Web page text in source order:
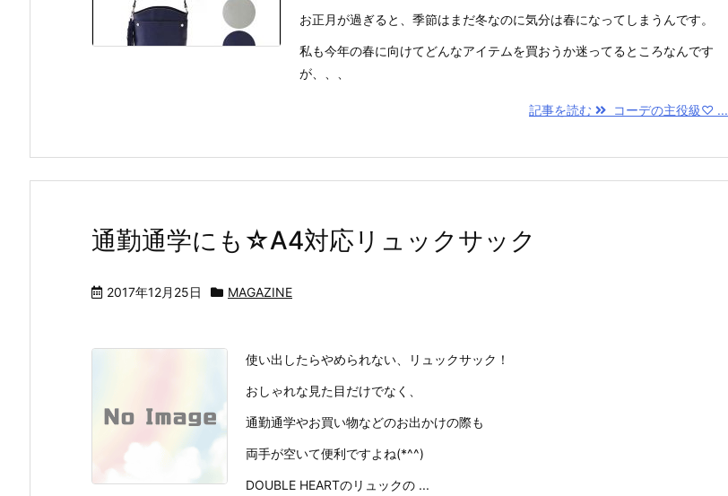
お正月が過ぎると、季節はまだ冬なのに気分は春になってしまうんです。
私も今年の春に向けてどんなアイテムを買おうか迷ってるところなんです
が、、、
記事を読む コーデの主役級♡ ...
通勤通学にも☆A4対応リュックサック
2017年12月25日 MAGAZINE
使い出したらやめられない、リュックサック！
おしゃれな見た目だけでなく、
通勤通学やお買い物などのお出かけの際も
両手が空いて便利ですよね(*^^)
DOUBLE HEARTのリュックの ...